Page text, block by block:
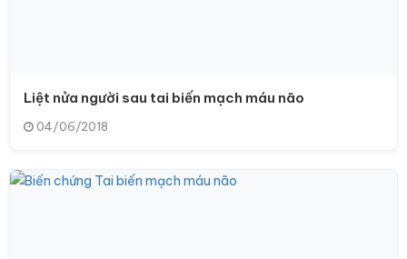
Liệt nửa người sau tai biến mạch máu não
04/06/2018